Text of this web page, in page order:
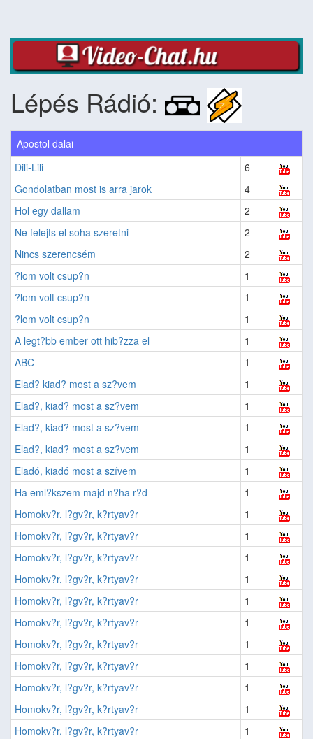
Lépés Rádió:
Apostol dalai
Dili-Lili
6
Gondolatban most is arra jarok
4
Hol egy dallam
2
Ne felejts el soha szeretni
2
Nincs szerencsém
2
?lom volt csup?n
1
?lom volt csup?n
1
?lom volt csup?n
1
A legt?bb ember ott hib?zza el
1
ABC
1
Elad? kiad? most a sz?vem
1
Elad?, kiad? most a sz?vem
1
Elad?, kiad? most a sz?vem
1
Elad?, kiad? most a sz?vem
1
Eladó, kiadó most a szívem
1
Ha eml?kszem majd n?ha r?d
1
Homokv?r, l?gv?r, k?rtyav?r
1
Homokv?r, l?gv?r, k?rtyav?r
1
Homokv?r, l?gv?r, k?rtyav?r
1
Homokv?r, l?gv?r, k?rtyav?r
1
Homokv?r, l?gv?r, k?rtyav?r
1
Homokv?r, l?gv?r, k?rtyav?r
1
Homokv?r, l?gv?r, k?rtyav?r
1
Homokv?r, l?gv?r, k?rtyav?r
1
Homokv?r, l?gv?r, k?rtyav?r
1
Homokv?r, l?gv?r, k?rtyav?r
1
Homokv?r, l?gv?r, k?rtyav?r
1